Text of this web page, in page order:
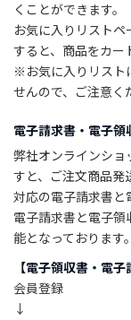
お
す
す
め
商
ギ
フ
ト
ラ
ッ
ピ
ン
グ
くことができます。
お気に入りリスト
すると、商品をカー
※お気に入りリスト
せんので、ご注意く
電子請求書・電子領
弊社オンラインショ
すと、ご注文商品発
対応の電子請求書と
電子請求書と電子
能となっております。
【電子領収書・電子
会員登録
↓